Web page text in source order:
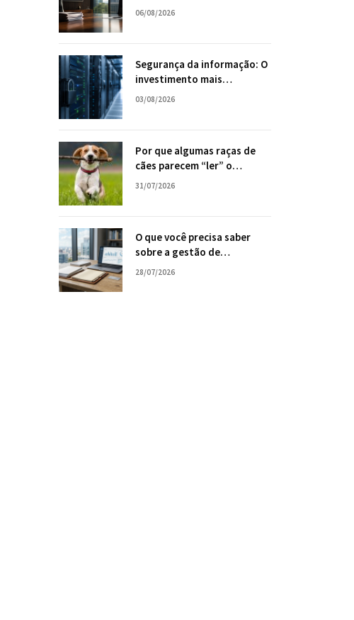
negociações empresariais?
06/08/2026
Segurança da informação: O
investimento mais
inteligente para o futuro da
sua empresa
03/08/2026
Por que algumas raças de
cães parecem “ler” o
comportamento humano
com tanta facilidade?
31/07/2026
O que você precisa saber
sobre a gestão de
consórcios, com Tiago Oliva
Schietti
28/07/2026